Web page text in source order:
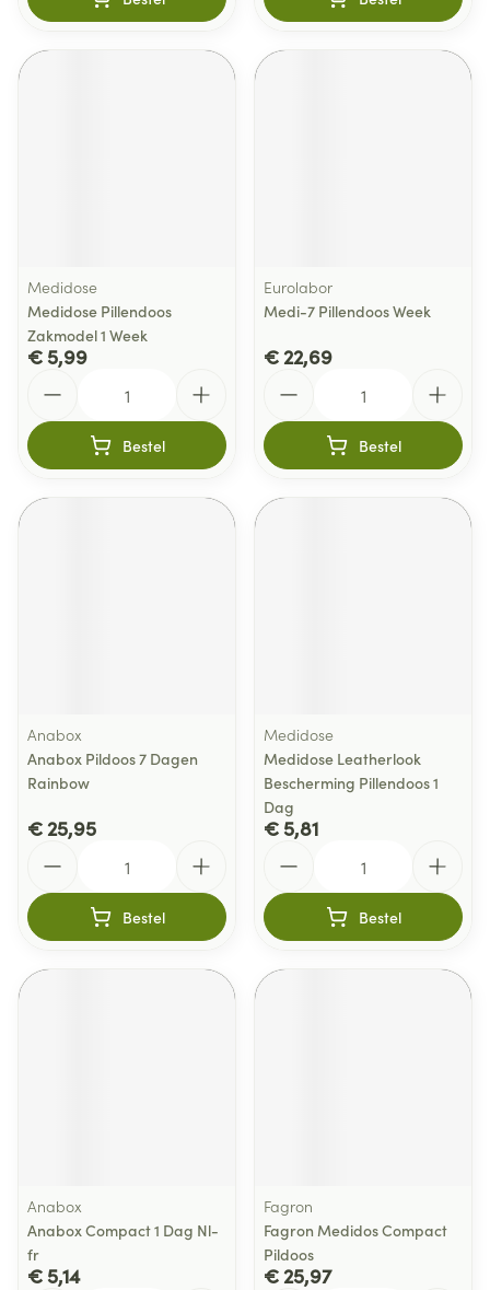
Medidose
Medidose Pillendoos
Zakmodel 1 Week
€ 5,99
Bestel
Eurolabor
Medi-7 Pillendoos Week
€ 22,69
Bestel
Anabox
Anabox Pildoos 7 Dagen
Rainbow
€ 25,95
Bestel
Medidose
Medidose Leatherlook
Bescherming Pillendoos 1
Dag
€ 5,81
Bestel
Anabox
Anabox Compact 1 Dag Nl-
fr
€ 5,14
Fagron
Fagron Medidos Compact
Pildoos
€ 25,97